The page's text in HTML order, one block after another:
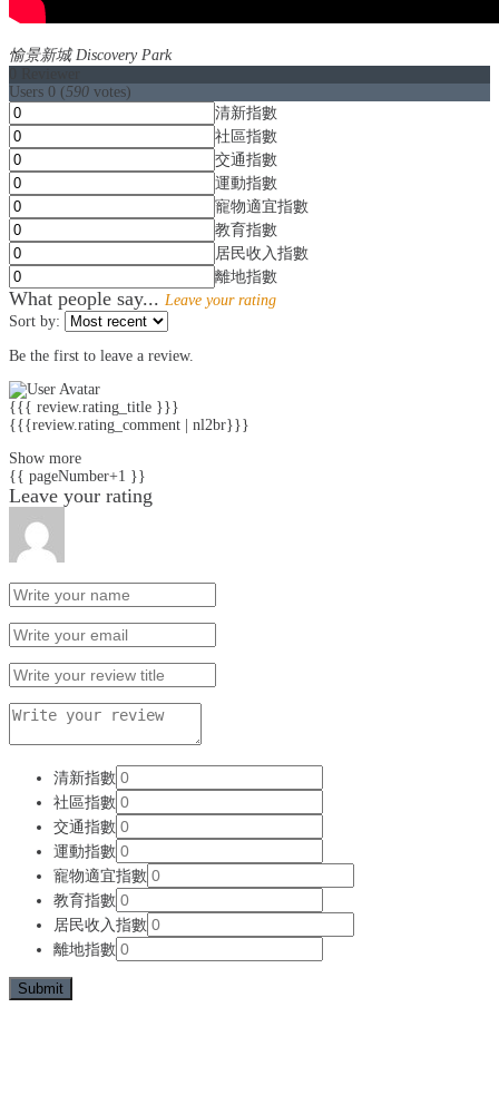
愉景新城 Discovery Park
Users 0 (590 votes)
清新指數
社區指數
交通指數
運動指數
寵物適宜指數
教育指數
居民收入指數
離地指數
What people say... Leave your rating
Sort by:
Be the first to leave a review.
{{{ review.rating_title }}}
{{{review.rating_comment | nl2br}}}
Show more
{{ pageNumber+1 }}
Leave your rating
清新指數
社區指數
交通指數
運動指數
寵物適宜指數
教育指數
居民收入指數
離地指數